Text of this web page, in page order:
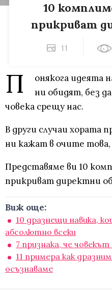
10
прикриват
11
П
онякога идеята
ни обидят, без
човека срещу нас.
В други случаи хората
ни кажат в очите
Представяме ви 10
прикриват директни
Виж още:
10 дразнещи навика,
абсолютно всеки
7 признака, че
11 примера как
осъзнаваме